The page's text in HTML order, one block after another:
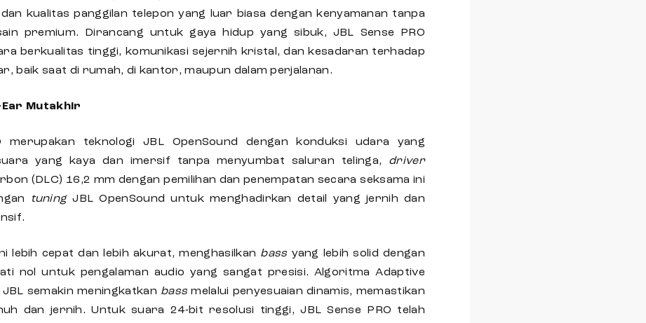
kualitas panggilan telepon yang luar biasa dengan kenyamanan tanpa
premium. Dirancang untuk gaya hidup yang sibuk, JBL Sense PRO
berkualitas tinggi, komunikasi sejernih kristal, dan kesadaran terhadap
baik saat di rumah, di kantor, maupun dalam perjalanan.
Ear Mutakhir
merupakan teknologi JBL OpenSound dengan konduksi udara yang
yang kaya dan imersif tanpa menyumbat saluran telinga, driver
(DLC) 16,2 mm dengan pemilihan dan penempatan secara seksama ini
tuningJBL OpenSound untuk menghadirkan detail yang jernih dan
lebih cepat dan lebih akurat, menghasilkan bass yang lebih solid dengan
nol untuk pengalaman audio yang sangat presisi. Algoritma Adaptive
semakin meningkatkan bassmelalui penyesuaian dinamis, memastikan
dan jernih. Untuk suara 24-bit resolusi tinggi, JBL Sense PRO telah